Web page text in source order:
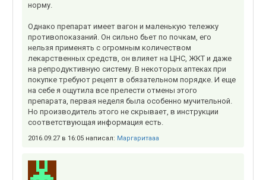
норму.
Однако препарат имеет вагон и маленькую тележку
противопоказаний. Он сильно бьет по почкам, его
нельзя применять с огромным количеством
лекарственных средств, он влияет на ЦНС, ЖКТ и даже
на репродуктивную систему. В некоторых аптеках при
покупке требуют рецепт в обязательном порядке. И еще
на себе я ощутила все прелести отмены этого
препарата, первая неделя была особенно мучительной.
Но производитель этого не скрывает, в инструкции
соответствующая информация есть.
2016.09.27 в 16:05 написал: Маргаритааа